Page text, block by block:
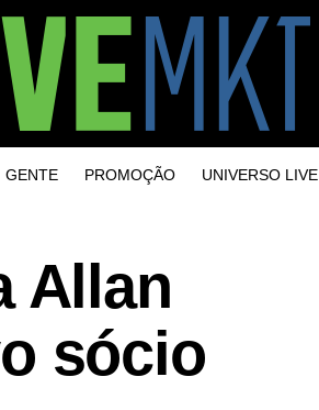
GENTE PROMOÇÃO UNIVERSO LIVE
Allan
sócio